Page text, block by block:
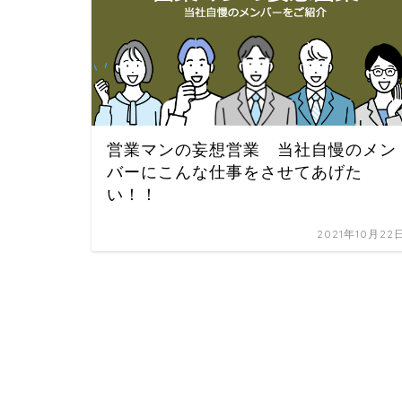
営業マンの妄想営業 当社自慢のメン
バーにこんな仕事をさせてあげた
い！！
2021年10月22